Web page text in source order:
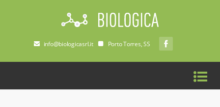
info@biologicasrl.it Porto Torres, SS